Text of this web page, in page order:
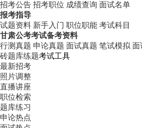
招考公告 招考职位 成绩查询 面试名单
报考指导
试题资料 新手入门 职位职能 考试科目
甘肃公考考试备考资料
行测真题 申论真题 面试真题 笔试模拟 面
砖题库练题考试工具
最新招考
照片调整
直播讲座
职位检索
题库练习
申论热点